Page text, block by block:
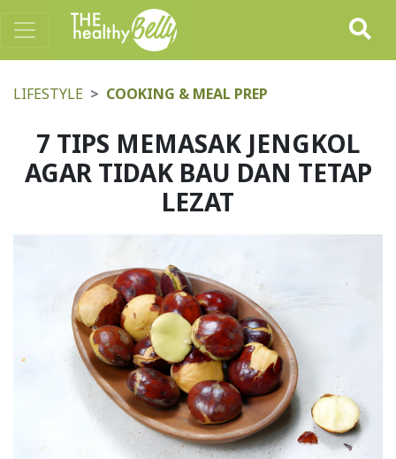
LIFESTYLE COOKING & MEAL PREP
7 TIPS MEMASAK JENGKOL
AGAR TIDAK BAU DAN TETAP
LEZAT